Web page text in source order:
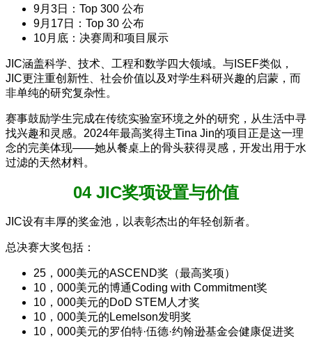
9月3日：Top 300 公布
9月17日：Top 30 公布
10月底：决赛周和项目展示
JIC涵盖科学、技术、工程和数学四大领域。与ISEF类似，
JIC更注重创新性、社会价值以及对学生科研兴趣的启蒙，而
非单纯的研究复杂性。
赛事鼓励学生完成在传统实验室环境之外的研究，从生活中寻
找兴趣和灵感。2024年最高奖得主Tina Jin的项目正是这一理
念的完美体现——她从餐桌上的骨头获得灵感，开发出用于水
过滤的天然材料。
04 JIC奖项设置与价值
JIC设有丰厚的奖金池，以表彰杰出的年轻创新者。
总决赛大奖包括：
25，000美元的ASCEND奖（最高奖项）
10，000美元的博通Coding with Commitment奖
10，000美元的DoD STEM人才奖
10，000美元的Lemelson发明奖
10，000美元的罗伯特·伍德·约翰逊基金会健康促进奖